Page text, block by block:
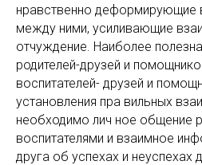
нравственно деформирующие
между ними, усиливающие
отчуждение. Наиболее
родителей-друзей и
воспитателей- друзей и
установления пра вильных
необходимо лич ное общение
воспитателями и взаимное
друга об успехах и неуспехах